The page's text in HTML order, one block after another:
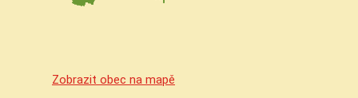
Zobrazit obec na mapě